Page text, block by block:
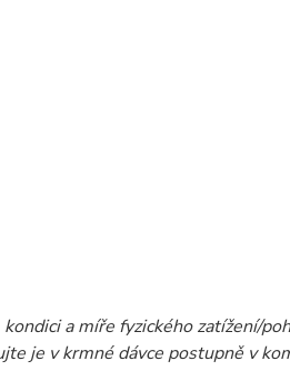
a míře fyzického zatížení/
je v krmné dávce postupně v